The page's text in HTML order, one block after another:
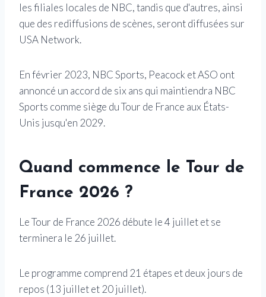
les filiales locales de NBC, tandis que d'autres, ainsi
que des rediffusions de scènes, seront diffusées sur
USA Network.
En février 2023, NBC Sports, Peacock et ASO ont
annoncé un accord de six ans qui maintiendra NBC
Sports comme siège du Tour de France aux États-
Unis jusqu'en 2029.
Quand commence le Tour de
France 2026 ?
Le Tour de France 2026 débute le 4 juillet et se
terminera le 26 juillet.
Le programme comprend 21 étapes et deux jours de
repos (13 juillet et 20 juillet).